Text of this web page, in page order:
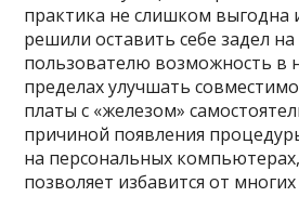
практика не слишком выгодна
решили оставить себе задел
пользователю возможность в
пределах улучшать
платы с «железом»
причиной появления
на персональных
позволяет избавится от